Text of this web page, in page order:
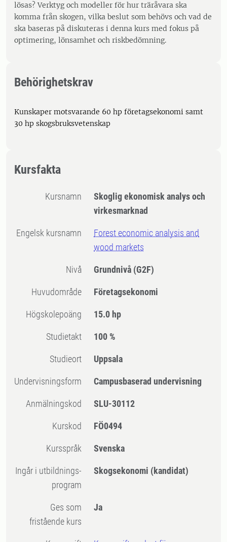
lösas? Verktyg och modeller för hur träråvara ska
komma från skogen, vilka beslut som behövs och vad de
ska baseras på diskuteras i denna kurs med fokus på
optimering, lönsamhet och riskbedömning.
Behörighetskrav
Kunskaper motsvarande 60 hp företagsekonomi samt
30 hp skogsbruksvetenskap
Kursfakta
Kursnamn
Skoglig ekonomisk analys och
virkesmarknad
Engelsk kursnamn
Forest economic analysis and
wood markets
Nivå Grundnivå (G2F)
Huvudområde Företagsekonomi
högskolepoäng 15.0 hp
Studietakt 100 %
Studieort Uppsala
Undervisningsform Campusbaserad undervisning
Anmälningskod SLU-30112
Kurskod FÖ0494
Kursspråk Svenska
Ingår i utbildnings-
program
Skogsekonomi (kandidat)
Ges som
fristående kurs
Ja